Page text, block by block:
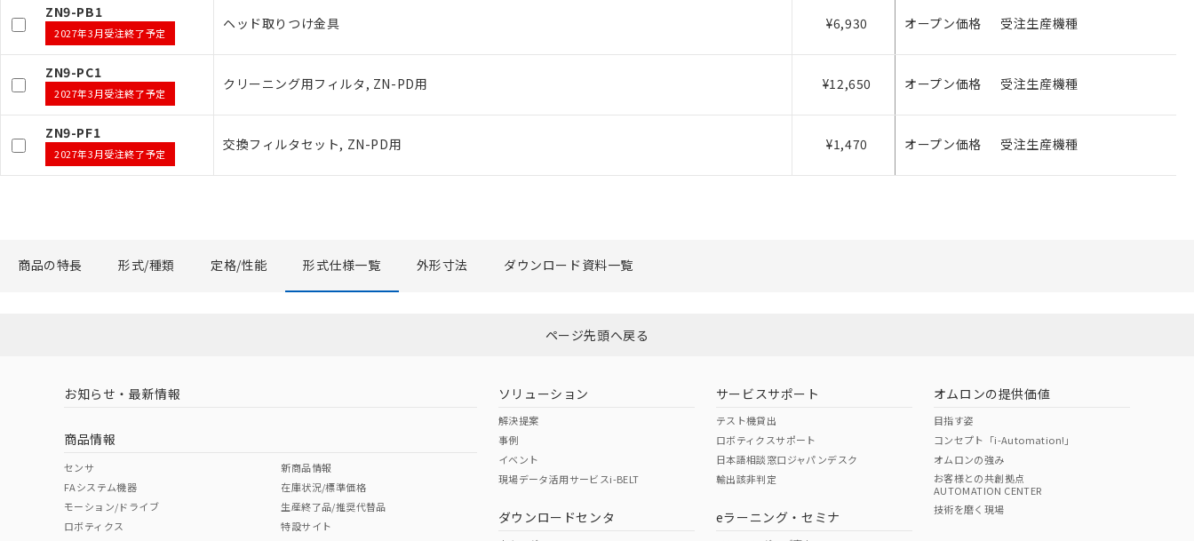
ZN9-PB1
2027年3月受注終了予定
ヘッド取りつけ金具 ¥6,930 オープン価格 受注生産機種
ZN9-PC1
2027年3月受注終了予定
クリーニング用フィルタ, ZN-PD用 ¥12,650 オープン価格 受注生産機種
ZN9-PF1
2027年3月受注終了予定
交換フィルタセット, ZN-PD用 ¥1,470 オープン価格 受注生産機種
商品の特長 形式/種類 定格/性能 形式仕様一覧 外形寸法 ダウンロード資料一覧
ページ先頭へ戻る
お知らせ・最新情報
商品情報
センサ
FAシステム機器
モーション/ドライブ
ロボティクス
新商品情報
在庫状況/標準価格
生産終了品/推奨代替品
特設サイト
ソリューション
解決提案
事例
イベント
現場データ活用サービスi-BELT
ダウンロードセンタ
サービスサポート
テスト機貸出
ロボティクスサポート
日本語相談窓口ジャパンデスク
輸出該非判定
eラーニング・セミナ
オムロンの提供価値
目指す姿
コンセプト「i-Automation!」
オムロンの強み
お客様との共創拠点
AUTOMATION CENTER
技術を磨く現場
－
在庫なし(最新の在庫状況については、お客様のお取引先、またはお客様担当のオムロン制御
機器販売店・当社販売員にご確認ください)
空
白
受注生産機種、また在庫状況の情報を公開していない機種
在庫状況および標準価格結果を当社の事前の承諾なく第三者に漏洩または開示しないようお願いしま
ている必要があります。
が、当社の製品・サービスに関するお客様との取引・商談に必要な範囲で利用することをご了承くだ
さい。
※当社の共同利用者とは、
の「1.共同利用者の範囲」に記載されて
いる法人を指します。